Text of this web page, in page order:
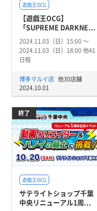
遊戯王OCG
【遊戯王OCG】
「SUPREME DARKNE...
2024.11.03（日）15:00 〜
2024.11.03（日）18:00 他41
日程
博多マルイ店 他30店舗
2024.10.01
終了
遊戯王OCG
サテライトショップ千葉
中央リニューアル1周...